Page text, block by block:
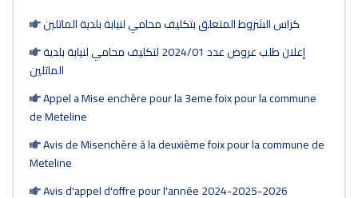
كراس الشروط المتعلق بتكليف محامي لنيابة بلدية الماتلين
إعلان طلب عروض عدد 2024/01 لتكليف محامي لنيابة بلدية
الماتلين
Appel a Mise enchère pour la 3eme foix pour la commune
de Meteline
Avis de Misenchère à la deuxième foix pour la commune de
Meteline
Avis d'appel d'offre pour l'année 2024-2025-2026